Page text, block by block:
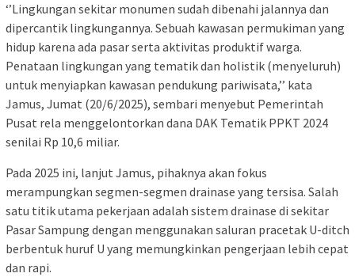
‘’Lingkungan sekitar monumen sudah dibenahi jalannya dan
dipercantik lingkungannya. Sebuah kawasan permukiman yang
hidup karena ada pasar serta aktivitas produktif warga.
Penataan lingkungan yang tematik dan holistik (menyeluruh)
untuk menyiapkan kawasan pendukung pariwisata,’’ kata
Jamus, Jumat (20/6/2025), sembari menyebut Pemerintah
Pusat rela menggelontorkan dana DAK Tematik PPKT 2024
senilai Rp 10,6 miliar.
Pada 2025 ini, lanjut Jamus, pihaknya akan fokus
merampungkan segmen-segmen drainase yang tersisa. Salah
satu titik utama pekerjaan adalah sistem drainase di sekitar
Pasar Sampung dengan menggunakan saluran pracetak U-ditch
berbentuk huruf U yang memungkinkan pengerjaan lebih cepat
dan rapi.